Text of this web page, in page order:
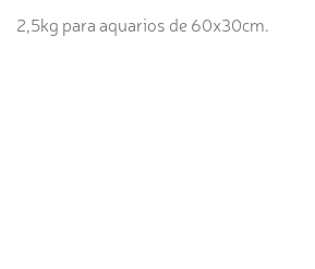
2,5kg para aquarios de 60x30cm.